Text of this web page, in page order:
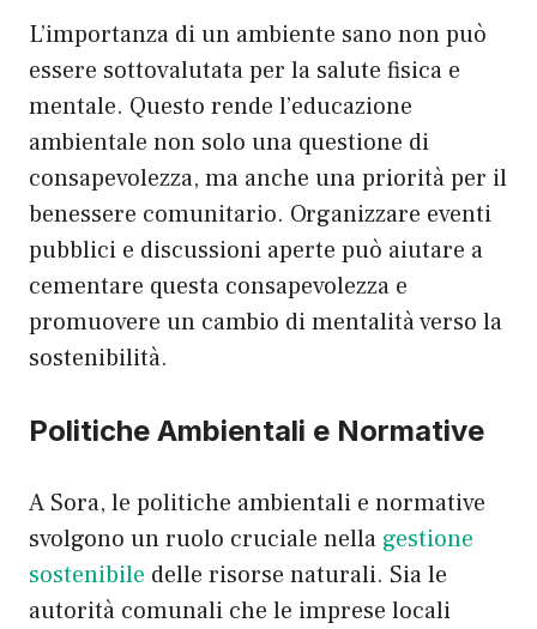
L’importanza di un ambiente sano non può
essere sottovalutata per la salute fisica e
mentale. Questo rende l’educazione
ambientale non solo una questione di
consapevolezza, ma anche una priorità per il
benessere comunitario. Organizzare eventi
pubblici e discussioni aperte può aiutare a
cementare questa consapevolezza e
promuovere un cambio di mentalità verso la
sostenibilità.
Politiche Ambientali e Normative
A Sora, le politiche ambientali e normative
svolgono un ruolo cruciale nella gestione
sostenibile delle risorse naturali. Sia le
autorità comunali che le imprese locali